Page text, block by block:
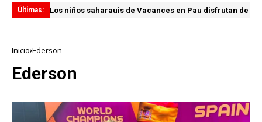
Últimas: Los niños saharauis de Vacances en Pau disfrutan de
Inicio Ederson
Ederson